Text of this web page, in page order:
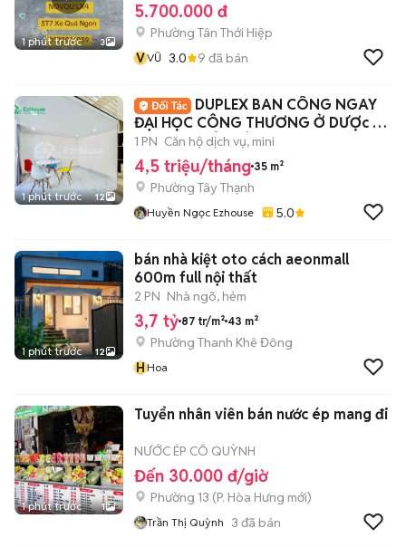
1 phút trước 3
5.700.000 đ
Phường Tân Thới Hiệp
VVŨ 3.0 9 đã bán
1 phút trước 12
DUPLEX BAN CÔNG NGAY
ĐẠI HỌC CÔNG THƯƠNG Ở DƯỢc 2-
3 BẠN THOẢI MÁI
1 PN Căn hộ dịch vụ, mini
4,5 triệu/tháng 35 m²
Phường Tây Thạnh
Huyền Ngọc Ezhouse 5.0
1 phút trước 12
bán nhà kiệt oto cách aeonmall
600m full nội thất
2 PN Nhà ngõ, hẻm
3,7 tỷ 87 tr/m² 43 m²
Phường Thanh Khê Đông
HHoa
1 phút trước 1
Tuyển nhân viên bán nước ép mang đi
NƯỚC ÉP CÔ QUỲNH
Đến 30.000 đ/giờ
Phường 13 (P. Hòa Hưng mới)
Trần Thị Quỳnh 3 đã bán